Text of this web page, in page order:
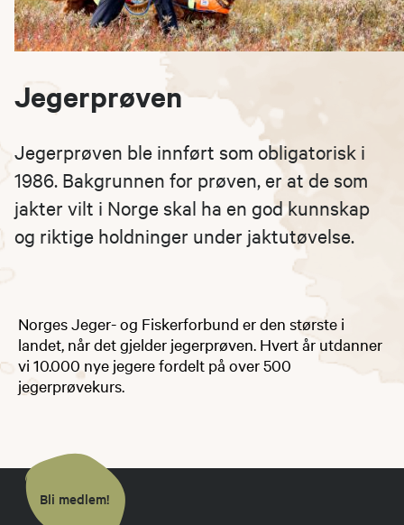
Jegerprøven
Jegerprøven ble innført som obligatorisk i
1986. Bakgrunnen for prøven, er at de som
jakter vilt i Norge skal ha en god kunnskap
og riktige holdninger under jaktutøvelse.
Norges Jeger- og Fiskerforbund er den største i
landet, når det gjelder jegerprøven. Hvert år utdanner
vi 10.000 nye jegere fordelt på over 500
jegerprøvekurs.
Bli medlem!